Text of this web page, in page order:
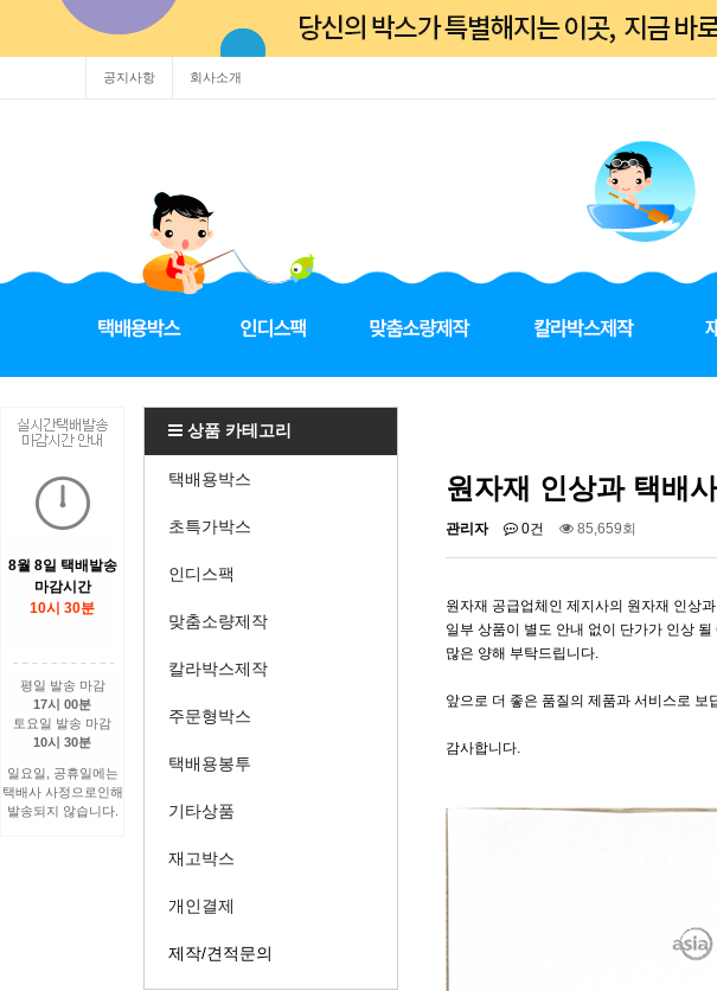
공지사항 회사소개
8월 8일 택배발송
마감시간
10시 30분
평일 발송 마감
17시 00분
토요일 발송 마감
10시 30분
일요일, 공휴일에는
택배사 사정으로인해
발송되지 않습니다.
상품 카테고리
택배용박스
초특가박스
인디스팩
맞춤소량제작
칼라박스제작
주문형박스
택배용봉투
기타상품
재고박스
개인결제
제작/견적문의
원자재 인상과 택배
관리자 0건 85,659회
원자재 공급업체인 제지사의 원자재 인상
일부 상품이 별도 안내 없이 단가가 인상 될
많은 양해 부탁드립니다.
앞으로 더 좋은 품질의 제품과 서비스로
감사합니다.